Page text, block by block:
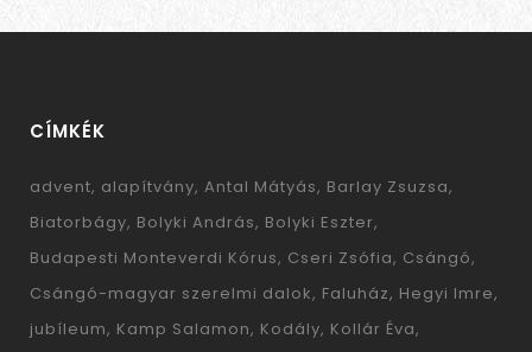
CÍMKÉK
advent alapítvány Antal Mátyás Barlay Zsuzsa
Biatorbágy Bolyki András Bolyki Eszter
Budapesti Monteverdi Kórus Cseri Zsófia Csángó
Csángó-magyar szerelmi dalok Faluház Hegyi Imre
jubíleum Kamp Salamon Kodály Kollár Éva